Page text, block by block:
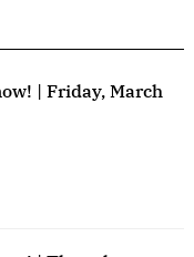
| Friday, March